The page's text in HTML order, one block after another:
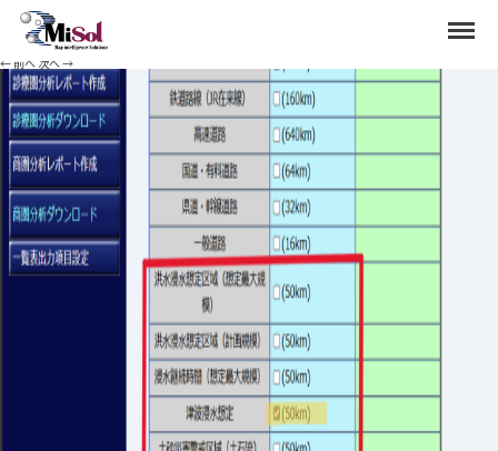
haza09
2024年7月31日
← 前へ 次へ →